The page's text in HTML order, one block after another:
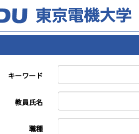
キーワード
教員氏名
職種